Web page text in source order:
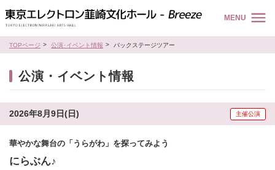
MENU
TOPページ 公演･イベント情報 バックステージツアー
公演・イベント情報
2026年8月9日(日) 主催公演
華やかな舞台の「うらがわ」を探ってみよう
にらぶん♪